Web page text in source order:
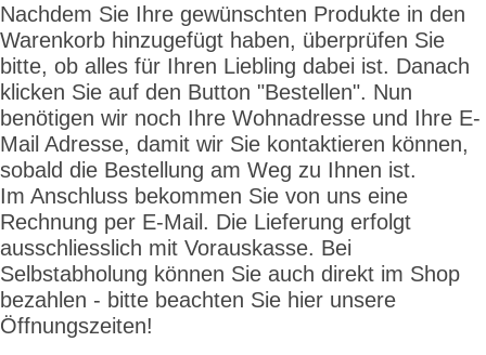
Nachdem Sie Ihre gewünschten Produkte in den
Warenkorb hinzugefügt haben, überprüfen Sie
bitte, ob alles für Ihren Liebling dabei ist. Danach
klicken Sie auf den Button "Bestellen". Nun
benötigen wir noch Ihre Wohnadresse und Ihre E-
Mail Adresse, damit wir Sie kontaktieren können,
sobald die Bestellung am Weg zu Ihnen ist.
Im Anschluss bekommen Sie von uns eine
Rechnung per E-Mail. Die Lieferung erfolgt
ausschliesslich mit Vorauskasse. Bei
Selbstabholung können Sie auch direkt im Shop
bezahlen - bitte beachten Sie hier unsere
Öffnungszeiten!